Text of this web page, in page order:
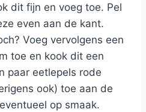
dit fijn en voeg toe. Pel
even aan de kant.
Voeg vervolgens een
toe en kook dit een
paar eetlepels rode
ook) toe aan de
op smaak.